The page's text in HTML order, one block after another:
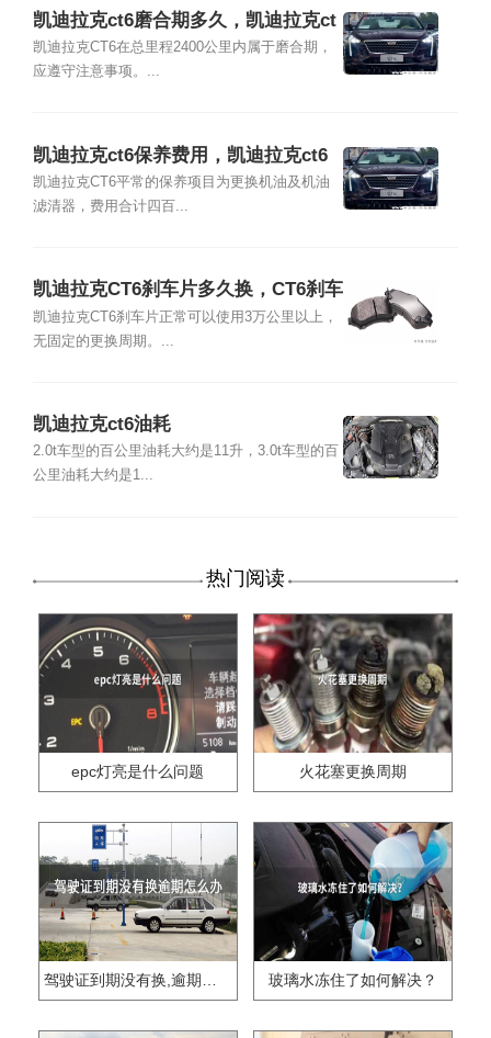
凯迪拉克ct6磨合期多久，凯迪拉克ct
6磨合期注意事项
凯迪拉克CT6在总里程2400公里内属于磨合期，
应遵守注意事项。...
凯迪拉克ct6保养费用，凯迪拉克ct6
多久保养一次
凯迪拉克CT6平常的保养项目为更换机油及机油
滤清器，费用合计四百...
凯迪拉克CT6刹车片多久换，CT6刹车
片品牌型号及更换教程
凯迪拉克CT6刹车片正常可以使用3万公里以上，
无固定的更换周期。...
凯迪拉克ct6油耗
2.0t车型的百公里油耗大约是11升，3.0t车型的百
公里油耗大约是1...
热门阅读
epc灯亮是什么问题 火花塞更换周期
玻璃水冻住了如何解决？